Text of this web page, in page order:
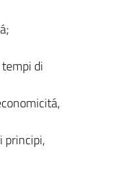
di
principi,